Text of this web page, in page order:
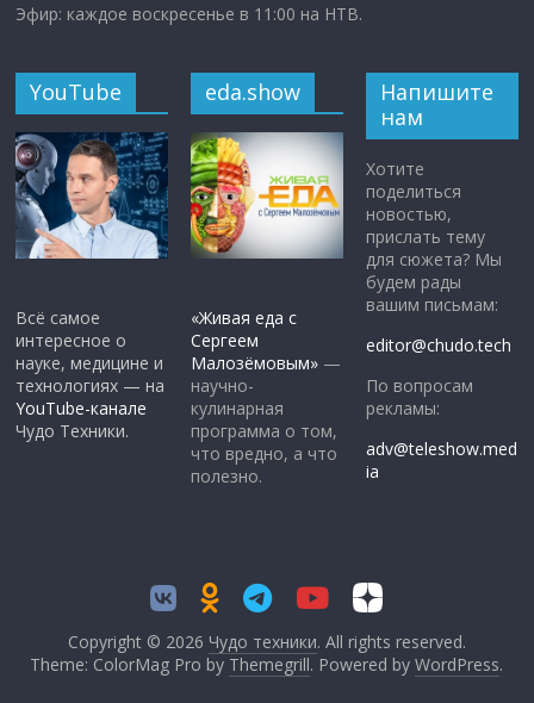
Эфир: каждое воскресенье в 11:00 на НТВ.
YouTube
Всё самое
интересное о
науке, медицине и
технологиях — на
YouTube-канале
Чудо Техники.
eda.show
«Живая еда с
Сергеем
Малозёмовым» —
научно-
кулинарная
программа о том,
что вредно, а что
полезно.
Напишите
нам
Хотите
поделиться
новостью,
прислать тему
для сюжета? Мы
будем рады
вашим письмам:
editor@chudo.tech
По вопросам
рекламы:
adv@teleshow.med
ia
Copyright © 2026 Чудо техники. All rights reserved.
Theme: ColorMag Pro by Themegrill. Powered byWordPress.